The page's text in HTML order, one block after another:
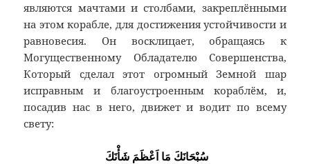
являются мачтами и столбами, закреплёнными
на этом корабле, для достижения устойчивости и
равновесия. Он восклицает, обращаясь к
Могущественному Обладателю Совершенства,
Который сделал этот огромный Земной шар
исправным и благоустроенным кораблём, и,
посадив нас в него, движет и водит по всему
свету:
سُبْحَانَكَ مَا اَعْظَمَ شَأْنَكَ